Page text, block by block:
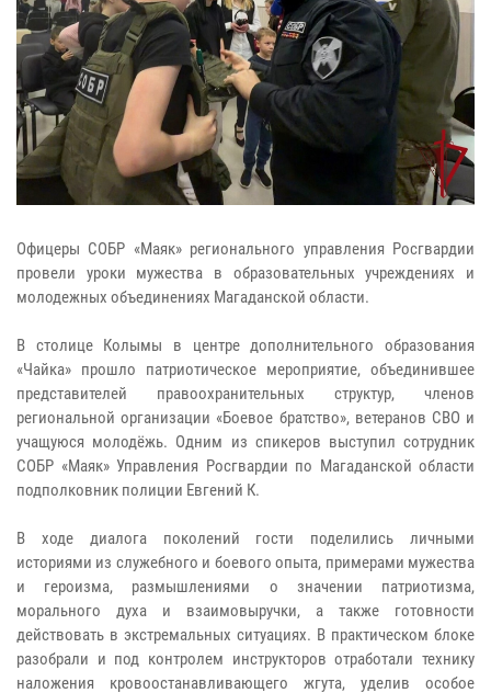
Офицеры СОБР «Маяк» регионального управления Росгвардии
провели уроки мужества в образовательных учреждениях и
молодежных объединениях Магаданской области.
В столице Колымы в центре дополнительного образования
«Чайка» прошло патриотическое мероприятие, объединившее
представителей правоохранительных структур, членов
региональной организации «Боевое братство», ветеранов СВО и
учащуюся молодёжь. Одним из спикеров выступил сотрудник
СОБР «Маяк» Управления Росгвардии по Магаданской области
подполковник полиции Евгений К.
В ходе диалога поколений гости поделились личными
историями из служебного и боевого опыта, примерами мужества
и героизма, размышлениями о значении патриотизма,
морального духа и взаимовыручки, а также готовности
действовать в экстремальных ситуациях. В практическом блоке
разобрали и под контролем инструкторов отработали технику
наложения кровоостанавливающего жгута, уделив особое